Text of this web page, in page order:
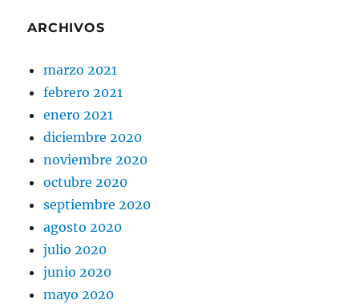
ARCHIVOS
marzo 2021
febrero 2021
enero 2021
diciembre 2020
noviembre 2020
octubre 2020
septiembre 2020
agosto 2020
julio 2020
junio 2020
mayo 2020